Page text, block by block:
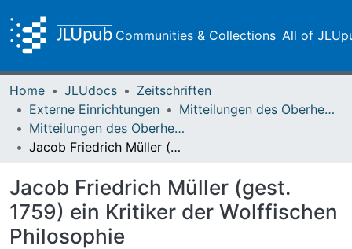
Communities & Collections All of
Home JLUdocs
Zeitschriften
Externe Einrichtungen
Mitteilungen des Oberhessischen Geschichtsvereins Gießen
Mitteilungen des Oberhessischen Geschichtsvereins Gießen Vol. 086 (2001)
Jacob Friedrich Müller (gest. 1759) ein Kritiker der Wolffischen Philosophie
Jacob Friedrich Müller (gest.
1759) ein Kritiker der Wolffischen
Philosophie